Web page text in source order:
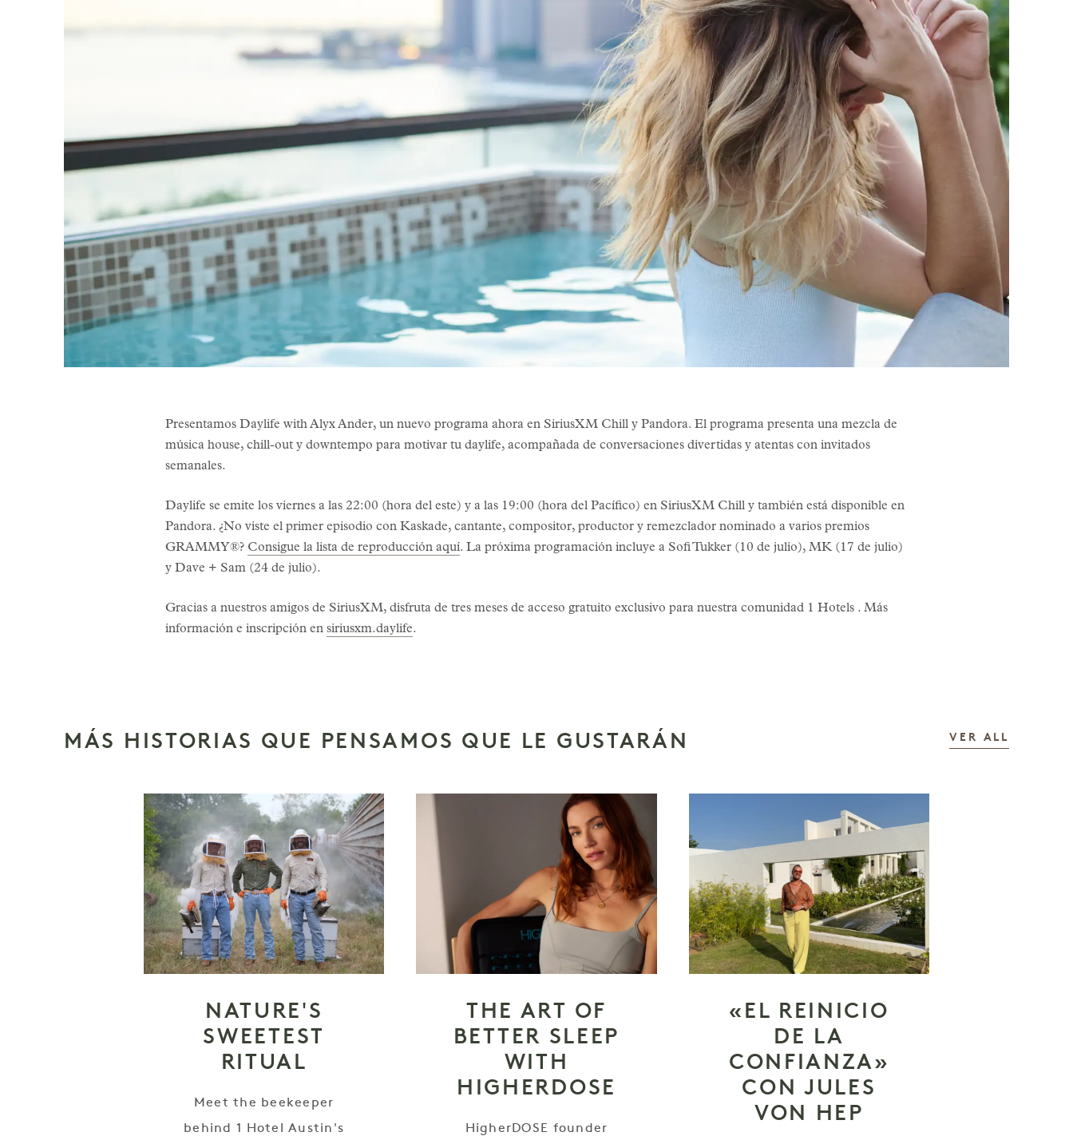
Presentamos Daylife with Alyx Ander, un nuevo programa ahora en SiriusXM Chill y Pandora. El programa presenta una mezcla de
música house, chill-out y downtempo para motivar tu daylife, acompañada de conversaciones divertidas y atentas con invitados
semanales.
Daylife se emite los viernes a las 22:00 (hora del este) y a las 19:00 (hora del Pacífico) en SiriusXM Chill y también está disponible en
Pandora. ¿No viste el primer episodio con Kaskade, cantante, compositor, productor y remezclador nominado a varios premios
GRAMMY®? Consigue la lista de reproducción aquí. La próxima programación incluye a Sofi Tukker (10 de julio), MK (17 de julio)
y Dave + Sam (24 de julio).
Gracias a nuestros amigos de SiriusXM, disfruta de tres meses de acceso gratuito exclusivo para nuestra comunidad 1 Hotels . Más
información e inscripción en siriusxm.daylife.
MÁS HISTORIAS QUE PENSAMOS QUE LE GUSTARÁN VER ALL
NATURE'S
SWEETEST
RITUAL
Meet the beekeeper
behind 1 Hotel Austin's
THE ART OF
BETTER SLEEP
WITH
HIGHERDOSE
HigherDOSE founder
«EL REINICIO
DE LA
CONFIANZA»
CON JULES
VON HEP